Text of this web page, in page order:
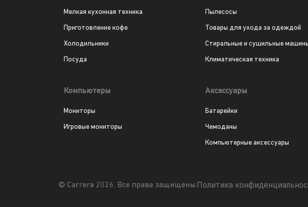
Мелкая кухонная техника
Приготовление кофе
Холодильники
Посуда
Пылесосы
Товары для ухода за одеждой
Стиральные и сушильные
Климатическая техника
Компьютеры
Мониторы
Игровые мониторы
Аксессуары
Батарейки
Чемоданы
Компьютерные аксессуары
© Carrera 2026. Все права защищены.Политика